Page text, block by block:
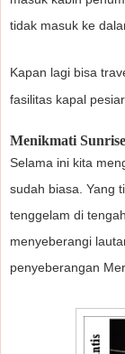
tidak masuk ke
Kapan lagi bisa
fasilitas kapal
Menikmati
Selama ini kita
sudah biasa. Yang
tenggelam di
menyeberangi
penyeberangan